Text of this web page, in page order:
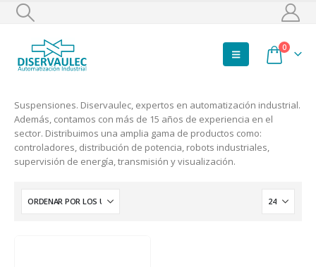
0
Suspensiones. Diservaulec, expertos en automatización industrial.
Además, contamos con más de 15 años de experiencia en el
sector. Distribuimos una amplia gama de productos como:
controladores, distribución de potencia, robots industriales,
supervisión de energía, transmisión y visualización.